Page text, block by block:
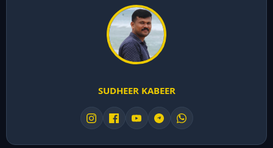
SUDHEER KABEER